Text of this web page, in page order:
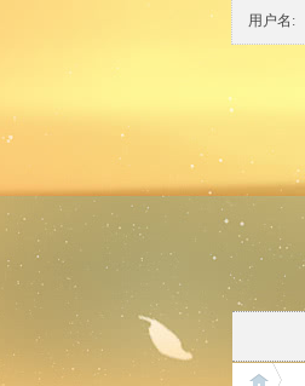
用户名: